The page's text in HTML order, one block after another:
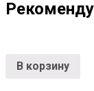
В корзину